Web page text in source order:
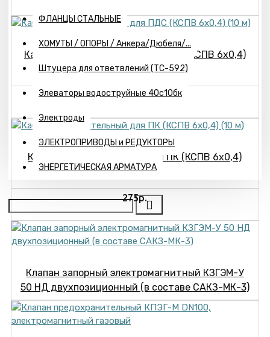
ФЛАНЦЫ СТАЛЬНЫЕ
ХОМУТЫ / ОПОРЫ / Анкера/Дюбеля/...
Штуцера для ответвлений (ТС-592)
Элеваторы водоструйные 40с10бк
Электроды
ЭЛЕКТРОПРИВОДЫ и РЕДУКТОРЫ
ЭНЕРГЕТИЧЕСКАЯ АРМАТУРА
Кабель соединительный для ПДС (КСПВ 6х0,4)
(10 м)
270р.
Кабель соединительный для ПК (КСПВ 6х0,4)
(10 м)
275р.
Клапан запорный электромагнитный КЗГЭМ-У
50 НД двухпозиционный (в составе САКЗ-МК-3)